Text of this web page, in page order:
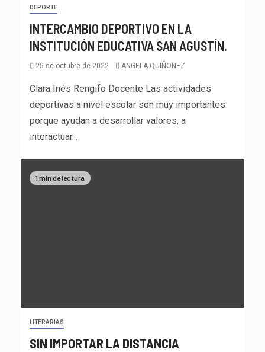
DEPORTE
INTERCAMBIO DEPORTIVO EN LA
INSTITUCIÓN EDUCATIVA SAN AGUSTÍN.
25 de octubre de 2022 ANGELA QUIÑONEZ
Clara Inés Rengifo Docente Las actividades
deportivas a nivel escolar son muy importantes
porque ayudan a desarrollar valores, a
interactuar...
1 min de lectura
LITERARIAS
SIN IMPORTAR LA DISTANCIA